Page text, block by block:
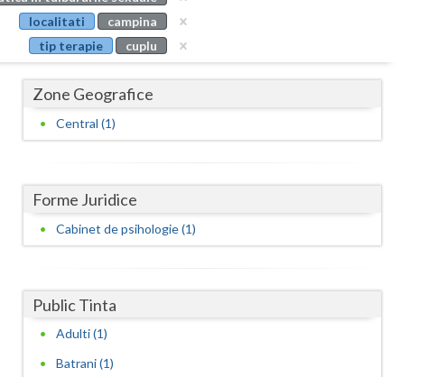
Buzau
Calarasi
Caras-Severin
Dambovita
localitati
campina
tip terapie
cuplu
Zone Geografice
Central (1)
Forme Juridice
Cabinet de psihologie (1)
Public Tinta
Adulti (1)
Batrani (1)